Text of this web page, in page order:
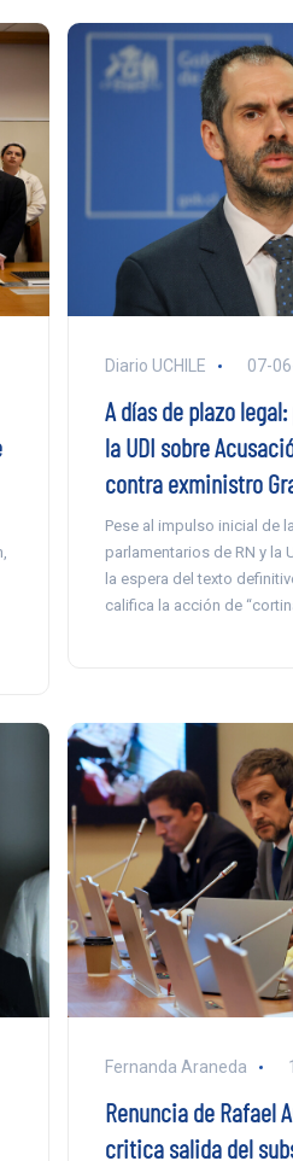
Diario UCHILE 07-
A días de plazo
la UDI sobre
contra exministro
Pese al impulso inicial de
parlamentarios de RN y la
la espera del texto
califica la acción de
Fernanda Araneda
Renuncia de Rafael
critica salida del